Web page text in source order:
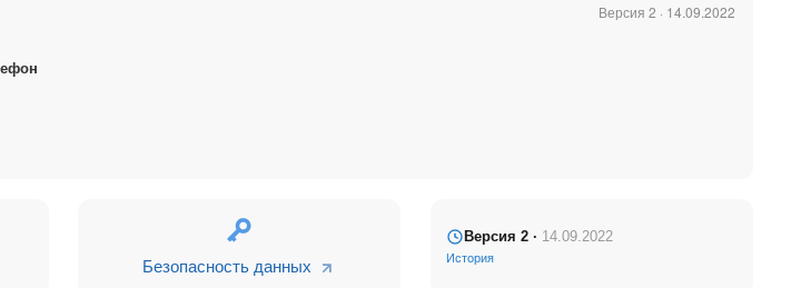
дело, вы не пропустите такой звонок)!
сообщение из карточки)!
Версия 2 · 14.09.2022
Безопасность данных
Версия 2 · 14.09.2022
История